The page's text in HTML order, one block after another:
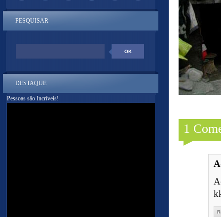
1
PESQUISAR
DESTAQUE
Pessoas são Incríveis!